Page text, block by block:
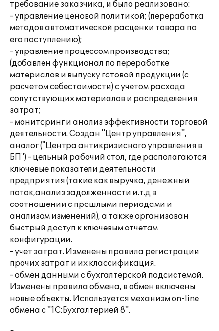
требование заказчика, и было реализовано:
- управление ценовой политикой; (переработка
методов автоматической расценки товара по
его поступлению);
- управление процессом производства;
(добавлен функционал по переработке
материалов и выпуску готовой продукции (с
расчетом себестоимости) с учетом расхода
сопутствующих материалов и распределения
затрат;
- мониторинг и анализ эффективности торговой
деятельности. Создан "Центр управления",
аналог ("Центра антикризисного управления в
БП") - цельный рабочий стол, где располагаются
ключевые показатели деятельности
предприятия (такие как выручка, денежный
поток,анализ задолженности и.т.д в
соотношении с прошлыми периодами и
анализом изменений), а также организован
быстрый доступ к ключевым отчетам
конфигурации.
- учет затрат. Изменены правила регистрации
прочих затрат и их классификация.
- обмен данными с бухгалтерской подсистемой.
Изменены правила обмена, в обмен включены
новые объекты. Используется механизм on-line
обмена с "1С:Бухгалтерией 8".